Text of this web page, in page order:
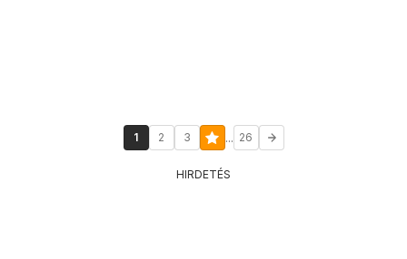
1 2 3 ... 26
HIRDETÉS